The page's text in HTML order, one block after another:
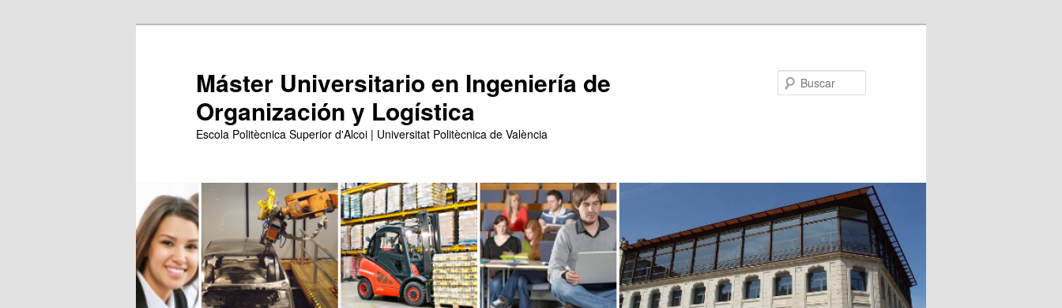
Máster Universitario en Ingeniería de
Organización y Logística
Escola Politècnica Superior d'Alcoi | Universitat Politècnica de València